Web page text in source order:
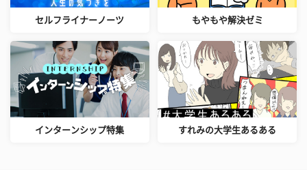
セルフライナーノーツ もやもや解決ゼミ
インターンシップ特集 すれみの大学生あるある